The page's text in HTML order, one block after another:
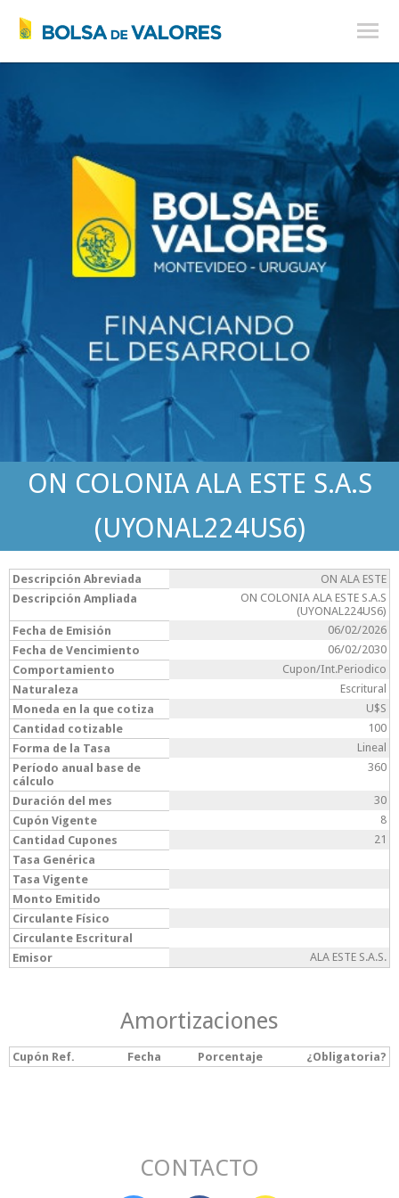
ON COLONIA ALA ESTE S.A.S
(UYONAL224US6)
Descripción Abreviada
ON ALA ESTE
Descripción Ampliada
ON COLONIA ALA ESTE S.A.S
(UYONAL224US6)
Fecha de Emisión
06/02/2026
Fecha de Vencimiento
06/02/2030
Comportamiento
Cupon/Int.Periodico
Naturaleza
Escritural
Moneda en la que cotiza
U$S
Cantidad cotizable
100
Forma de la Tasa
Lineal
Período anual base de
cálculo
360
Duración del mes
30
Cupón Vigente
8
Cantidad Cupones
21
Tasa Genérica
Tasa Vigente
Monto Emitido
Circulante Físico
Circulante Escritural
Emisor
ALA ESTE S.A.S.
Amortizaciones
Cupón Ref. Fecha Porcentaje ¿Obligatoria?
CONTACTO